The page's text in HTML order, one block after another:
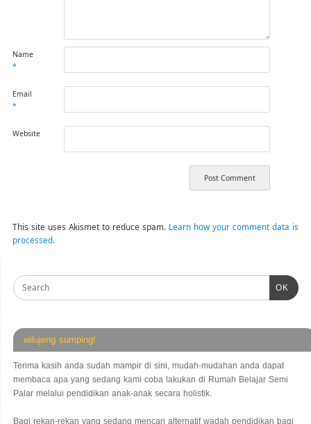
Name
*
Email
*
Website
This site uses Akismet to reduce spam. Learn how your comment data is
processed.
OK
wilujeng sumping!
Terima kasih anda sudah mampir di sini, mudah-mudahan anda dapat
membaca apa yang sedang kami coba lakukan di Rumah Belajar Semi
Palar melalui pendidikan anak-anak secara holistik.
Bagi rekan-rekan yang sedang mencari alternatif wadah pendidikan bagi